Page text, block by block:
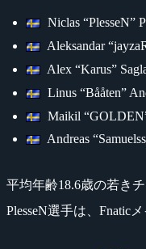
Niclas “PlesseN”
Aleksandar
Alex “Karus”
Linus “Bååten”
Maikil
Andreas
平均年齢18.6歳の若きチ
PlesseN選手は、Fnatic